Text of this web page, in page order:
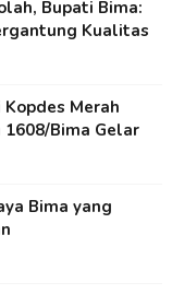
Bupati Bima:
Kualitas
Merah
Bima Gelar
Bima yang